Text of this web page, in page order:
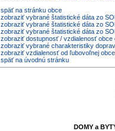
späť na stránku obce
zobraziť vybrané štatistické dáta zo
zobraziť vybrané štatistické dáta zo
zobraziť vybrané štatistické dáta zo
zobraziť dostupnosť / vzdialenosť
zobraziť vybrané charakteristiky
zobraziť vzdialenosť od ľubovoľnej
späť na úvodnú stránku
DOMY a